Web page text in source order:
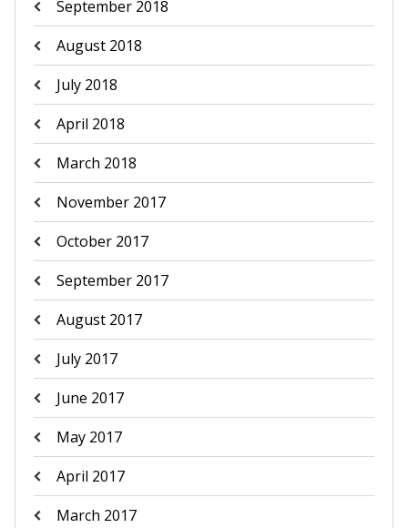
September 2018
August 2018
July 2018
April 2018
March 2018
November 2017
October 2017
September 2017
August 2017
July 2017
June 2017
May 2017
April 2017
March 2017